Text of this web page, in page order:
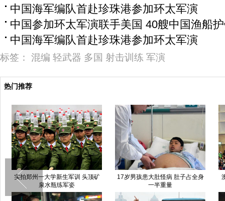
中国海军编队首赴珍珠港参加环太军演
中国参加环太军演联手美国 40艘中国渔船
中国海军编队首赴珍珠港参加环太军演
标签： 混编 轻武器 多国 射击训练 军演
热门推荐
湖南长沙老师用绳索牵着学生放学
防止走丢
南京大学生诗歌朗诵“勿忘九一八”